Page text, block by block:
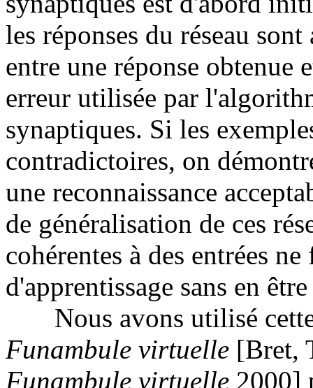
les réponses du réseau
entre une réponse obtenue
erreur utilisée par
synaptiques. Si les
contradictoires, on
une reconnaissance
de généralisation de ces
cohérentes à des entrées
d'apprentissage sans en
Nous avons utilisé
Funambule virtuelle [Bret,
Funambule virtuelle 2000]